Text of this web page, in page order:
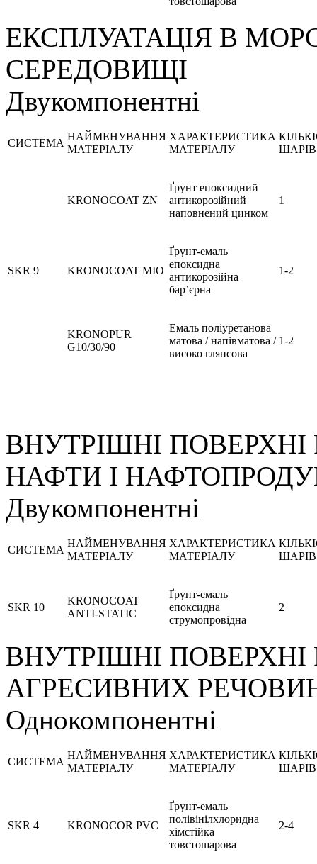
ЕКСПЛУАТАЦІЯ В
СЕРЕДОВИЩІ
Двукомпонентні
СИСТЕМА
НАЙМЕНУВАННЯ
МАТЕРІАЛУ
ХАРАКТЕРИСТИКА
МАТЕРІАЛУ
ШАРІВ
SKR 9
KRONOCOAT ZN
Ґрунт епоксидний
антикорозійний
наповнений цинком
1
KRONOCOAT MIO
Ґрунт-емаль
епоксидна
антикорозійна
бар’єрна
1-2
KRONOPUR
G10/30/90
Емаль поліуретанова
матова / напівматова /
високо глянсова
1-2
ВНУТРІШНІ ПОВЕРХНІ
НАФТИ І
Двукомпонентні
СИСТЕМА
НАЙМЕНУВАННЯ
МАТЕРІАЛУ
ХАРАКТЕРИСТИКА
МАТЕРІАЛУ
ШАРІВ
SKR 10
KRONOCOAT
ANTI-STATIC
Ґрунт-емаль
епоксидна
струмопровідна
2
ВНУТРІШНІ ПОВЕРХНІ
АГРЕСИВНИХ
Однокомпонентні
СИСТЕМА
НАЙМЕНУВАННЯ
МАТЕРІАЛУ
ХАРАКТЕРИСТИКА
МАТЕРІАЛУ
ШАРІВ
SKR 4 KRONOCOR PVC
Ґрунт-емаль
полівінілхлоридна
хімстійка
товстошарова
2-4